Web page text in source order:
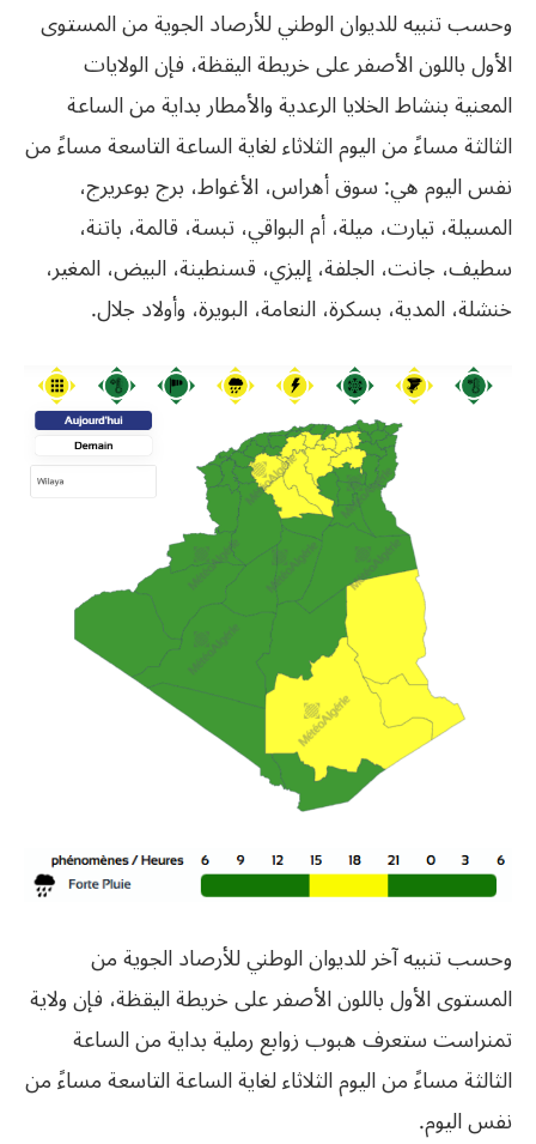
وحسب تنبيه للديوان الوطني للأرصاد الجوية من المستوى
الأول باللون الأصفر على خريطة اليقظة، فإن الولايات
المعنية بنشاط الخلايا الرعدية والأمطار بداية من الساعة
الثالثة مساءً من اليوم الثلاثاء لغاية الساعة التاسعة مساءً من
نفس اليوم هي: سوق أهراس، الأغواط، برج بوعريرج،
المسيلة، تيارت، ميلة، أم البواقي، تبسة، قالمة، باتنة،
سطيف، جانت، الجلفة، إليزي، قسنطينة، البيض، المغير،
خنشلة، المدية، بسكرة، النعامة، البويرة، وأولاد جلال.
وحسب تنبيه آخر للديوان الوطني للأرصاد الجوية من
المستوى الأول باللون الأصفر على خريطة اليقظة، فإن ولاية
تمنراست ستعرف هبوب زوابع رملية بداية من الساعة
الثالثة مساءً من اليوم الثلاثاء لغاية الساعة التاسعة مساءً من
نفس اليوم.